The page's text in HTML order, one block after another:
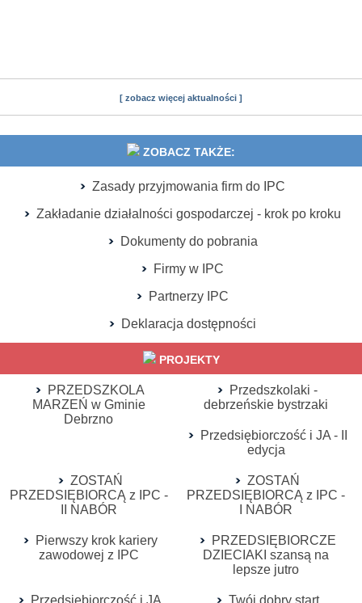
[ zobacz więcej aktualności ]
ZOBACZ TAKŻE:
Zasady przyjmowania firm do IPC
Zakładanie działalności gospodarczej - krok po kroku
Dokumenty do pobrania
Firmy w IPC
Partnerzy IPC
Deklaracja dostępności
PROJEKTY
PRZEDSZKOLA
MARZEŃ w Gminie
Debrzno
Przedszkolaki -
debrzeńskie bystrzaki
Przedsiębiorczość i JA - II
edycja
ZOSTAŃ
PRZEDSIĘBIORCĄ z IPC -
II NABÓR
ZOSTAŃ
PRZEDSIĘBIORCĄ z IPC -
I NABÓR
Pierwszy krok kariery
zawodowej z IPC
PRZEDSIĘBIORCZE
DZIECIAKI szansą na
lepsze jutro
Przedsiębiorczość i JA Twój dobry start